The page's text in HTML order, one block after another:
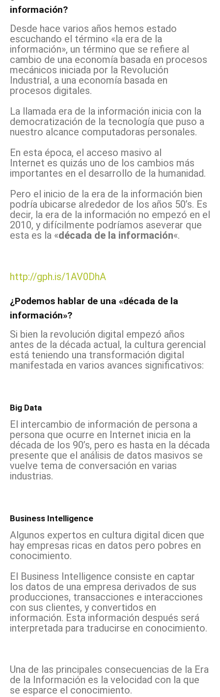
información?
Desde hace varios años hemos estado
escuchando el término «la era de la
información», un término que se refiere al
cambio de una economía basada en procesos
mecánicos iniciada por la Revolución
Industrial, a una economía basada en
procesos digitales.
La llamada era de la información inicia con la
democratización de la tecnología que puso a
nuestro alcance computadoras personales.
En esta época, el acceso masivo al
Internet es quizás uno de los cambios más
importantes en el desarrollo de la humanidad.
Pero el inicio de la era de la información bien
podría ubicarse alrededor de los años 50’s. Es
decir, la era de la información no empezó en el
2010, y difícilmente podríamos aseverar que
esta es la «década de la información«.
http://gph.is/1AV0DhA
¿Podemos hablar de una «década de la
información»?
Si bien la revolución digital empezó años
antes de la década actual, la cultura gerencial
está teniendo una transformación digital
manifestada en varios avances significativos:
Big Data
El intercambio de información de persona a
persona que ocurre en Internet inicia en la
década de los 90’s, pero es hasta en la década
presente que el análisis de datos masivos se
vuelve tema de conversación en varias
industrias.
Business Intelligence
Algunos expertos en cultura digital dicen que
hay empresas ricas en datos pero pobres en
conocimiento.
El Business Intelligence consiste en captar
los datos de una empresa derivados de sus
producciones, transacciones e interacciones
con sus clientes, y convertidos en
información. Esta información después será
interpretada para traducirse en conocimiento.
Una de las principales consecuencias de la Era
de la Información es la velocidad con la que
se esparce el conocimiento.